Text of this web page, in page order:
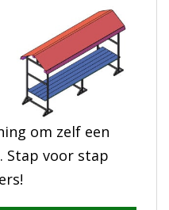
om zelf een
Stap voor stap